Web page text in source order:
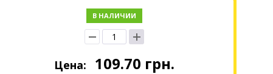
В НАЛИЧИИ
Цена: 109.70 грн.